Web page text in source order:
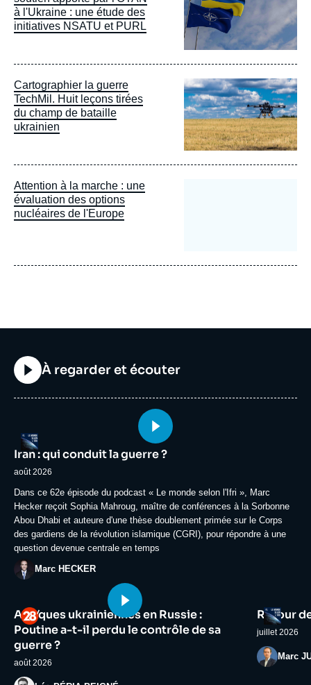
à l'Ukraine : une étude des
initiatives NSATU et PURL
Cartographier la guerre
TechMil. Huit leçons tirées
du champ de bataille
ukrainien
Image
principale
Attention à la marche : une
évaluation des options
nucléaires de l'Europe
Titre
À regarder et écouter
Logo
Image
principale
médiatique
Iran : qui conduit la guerre ?
août 2026
Accroche
Dans ce 62e épisode du podcast « Le monde selon l'Ifri », Marc
Hecker reçoit Sophia Mahroug, maître de conférences à la Sorbonne
Abou Dhabi et auteure d'une thèse doublement primée sur le Corps
des gardiens de la révolution islamique (CGRI), pour répondre à une
question devenue centrale en temps
PhotoMarc HECKER
Logo
Image
principale
médiatique
Attaques ukrainiennes en Russie :
Poutine a-t-il perdu le contrôle de sa
guerre ?
août 2026
Photo
Logo
Image
principale
Retour
juillet 2026
PhotoMarc